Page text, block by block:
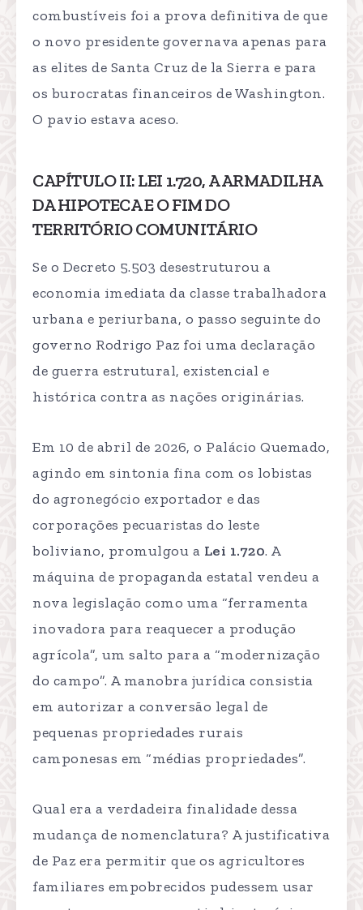
combustíveis foi a prova definitiva de que
o novo presidente governava apenas para
as elites de Santa Cruz de la Sierra e para
os burocratas financeiros de Washington.
O pavio estava aceso.
CAPÍTULO II: LEI 1.720, A ARMADILHA
DA HIPOTECA E O FIM DO
TERRITÓRIO COMUNITÁRIO
Se o Decreto 5.503 desestruturou a
economia imediata da classe trabalhadora
urbana e periurbana, o passo seguinte do
governo Rodrigo Paz foi uma declaração
de guerra estrutural, existencial e
histórica contra as nações originárias.
Em 10 de abril de 2026, o Palácio Quemado,
agindo em sintonia fina com os lobistas
do agronegócio exportador e das
corporações pecuaristas do leste
boliviano, promulgou a Lei 1.720. A
máquina de propaganda estatal vendeu a
nova legislação como uma “ferramenta
inovadora para reaquecer a produção
agrícola”, um salto para a “modernização
do campo”. A manobra jurídica consistia
em autorizar a conversão legal de
pequenas propriedades rurais
camponesas em “médias propriedades”.
Qual era a verdadeira finalidade dessa
mudança de nomenclatura? A justificativa
de Paz era permitir que os agricultores
familiares empobrecidos pudessem usar